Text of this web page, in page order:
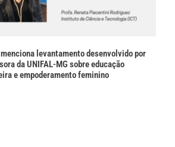
levantamento desenvolvido por
da UNIFAL-MG sobre educação
e empoderamento feminino